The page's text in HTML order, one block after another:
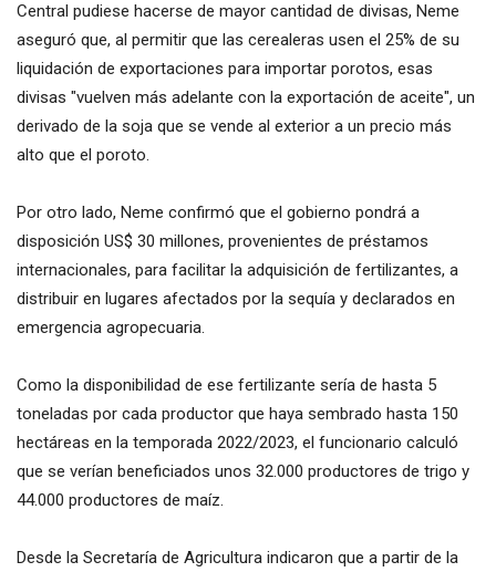
Central pudiese hacerse de mayor cantidad de divisas, Neme
aseguró que, al permitir que las cerealeras usen el 25% de su
liquidación de exportaciones para importar porotos, esas
divisas "vuelven más adelante con la exportación de aceite", un
derivado de la soja que se vende al exterior a un precio más
alto que el poroto.
Por otro lado, Neme confirmó que el gobierno pondrá a
disposición US$ 30 millones, provenientes de préstamos
internacionales, para facilitar la adquisición de fertilizantes, a
distribuir en lugares afectados por la sequía y declarados en
emergencia agropecuaria.
Como la disponibilidad de ese fertilizante sería de hasta 5
toneladas por cada productor que haya sembrado hasta 150
hectáreas en la temporada 2022/2023, el funcionario calculó
que se verían beneficiados unos 32.000 productores de trigo y
44.000 productores de maíz.
Desde la Secretaría de Agricultura indicaron que a partir de la